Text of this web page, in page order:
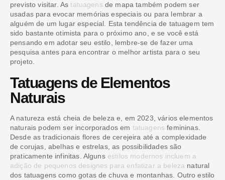
previsto visitar. Astatuagens de mapa também podem ser
usadas para evocar memórias especiais ou para lembrar a
alguém de um lugar especial. Esta tendência de tatuagem tem
sido bastante otimista para o próximo ano, e se você está
pensando em adotar seu estilo, lembre-se de fazer uma
pesquisa antes para encontrar o melhor artista para o seu
projeto.
Tatuagens de Elementos
Naturais
A natureza está cheia de beleza e, em 2023, vários elementos
naturais podem ser incorporados em tatuagens femininas.
Desde as tradicionais flores de cerejeira até a complexidade
de corujas, abelhas e estrelas, as possibilidades são
praticamente infinitas. Alguns estilos modernos incluem a
adição de pequenos designes para enfatizar a beleza natural
dos tatuagens como gotas de chuva e montanhas. Outro estilo